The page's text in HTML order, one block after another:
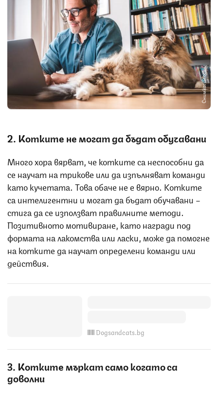
Снимка: iStock
2. Котките не могат да бъдат обучавани
Много хора вярват, че котките са неспособни да
се научат на трикове или да изпълняват команди
като кучетата. Това обаче не е вярно. Котките
са интелигентни и могат да бъдат обучавани –
стига да се използват правилните методи.
Позитивното мотивиране, като награди под
формата на лакомства или ласки, може да помогне
на котките да научат определени команди или
действия.
Dogsandcats.bg
3. Котките мъркат само когато са
доволни